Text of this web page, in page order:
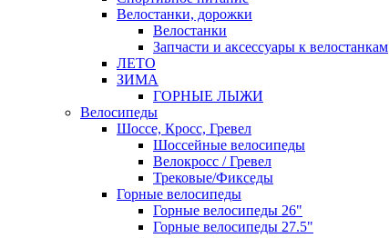
Велостанки, дорожки
Велостанки
Запчасти и аксессуары к велостанкам
ЛЕТО
ЗИМА
ГОРНЫЕ ЛЫЖИ
Велосипеды
Шоссе, Кросс, Гревел
Шоссейные велосипеды
Велокросс / Гревел
Трековые/Фикседы
Горные велосипеды
Горные велосипеды 26"
Горные велосипеды 27.5"